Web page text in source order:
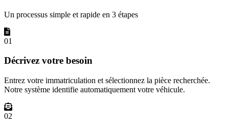
Un processus simple et rapide en 3 étapes
01
Décrivez votre besoin
Entrez votre immatriculation et sélectionnez la pièce recherchée.
Notre système identifie automatiquement votre véhicule.
02